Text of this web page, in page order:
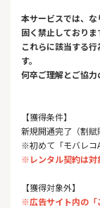
本サービスでは、
固く禁止しておりま
これらに該当する
す。
何卒ご理解とご協力
【獲得条件】
新規開通完了（割賦
※初めて「モバレコ
※レンタル契約は対
【獲得対象外】
※広告サイト内の「